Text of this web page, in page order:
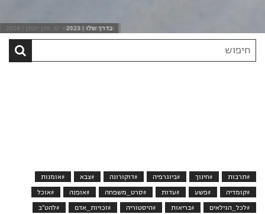
אם העולם הזה הוא ים: נתן יונתן | 2024
חיפוש
סרט
#תרבות #חינוך #ביוגרפיה #דוקורונה #צבא #אומנות
#קומדיה #פשע #עדות #סרט_משפחה #אופנה #אוכל
#לכל_הגילאים #בריאות #היסטוריה #זכויות_אדם #להט"ב